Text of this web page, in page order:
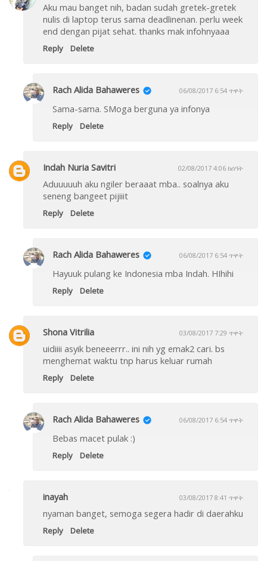
Aku mau banget nih, badan sudah gretek-gretek
nulis di laptop terus sama deadlinenan. perlu week
end dengan pijat sehat. thanks mak infohnyaaa
Reply Delete
Rach Alida Bahaweres 06/08/2017 6:54 ጥዋት
Sama-sama. SMoga berguna ya infonya
Reply Delete
Indah Nuria Savitri 02/08/2017 4:06 ከሰዓት
Aduuuuuh aku ngiler beraaat mba.. soalnya aku
seneng bangeet pijiiit
Reply Delete
Rach Alida Bahaweres 06/08/2017 6:54 ጥዋት
Hayuuk pulang ke Indonesia mba Indah. HIhihi
Reply Delete
Shona Vitrilia 03/08/2017 7:29 ጥዋት
uidiiii asyik beneeerrr.. ini nih yg emak2 cari. bs
menghemat waktu tnp harus keluar rumah
Reply Delete
Rach Alida Bahaweres 06/08/2017 6:54 ጥዋት
Bebas macet pulak :)
Reply Delete
inayah 03/08/2017 8:41 ጥዋት
nyaman banget, semoga segera hadir di daerahku
Reply Delete